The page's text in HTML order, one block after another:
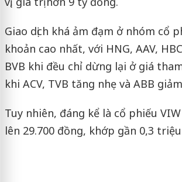
Giao dịch khá ảm đạm ở nhóm cổ
khoản cao nhất, với HNG, AAV,
BVB khi đều chỉ dừng lại ở giá
khi ACV, TVB tăng nhẹ và ABB
Tuy nhiên, đáng kể là cổ phiếu
lên 29.700 đồng, khớp gần 0,3 triệu